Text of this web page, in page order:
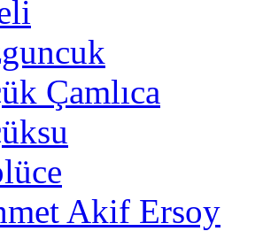
Çamlıca
Akif Ersoy